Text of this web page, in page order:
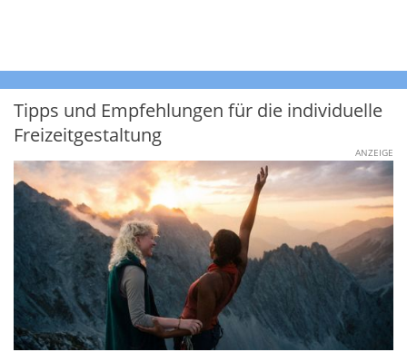
Tipps und Empfehlungen für die individuelle
Freizeitgestaltung
ANZEIGE